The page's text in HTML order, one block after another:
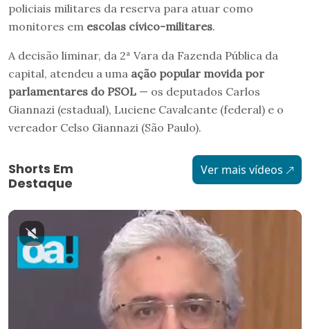
policiais militares da reserva para atuar como
monitores em escolas cívico-militares.
A decisão liminar, da 2ª Vara da Fazenda Pública da
capital, atendeu a uma ação popular movida por
parlamentares do PSOL — os deputados Carlos
Giannazi (estadual), Luciene Cavalcante (federal) e o
vereador Celso Giannazi (São Paulo).
Shorts Em
Destaque
Ver mais vídeos